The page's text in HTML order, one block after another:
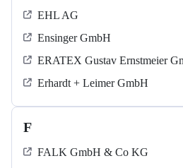
EHL AG
Ensinger GmbH
ERATEX Gustav Ernstmeier
Erhardt + Leimer GmbH
F
FALK GmbH & Co KG